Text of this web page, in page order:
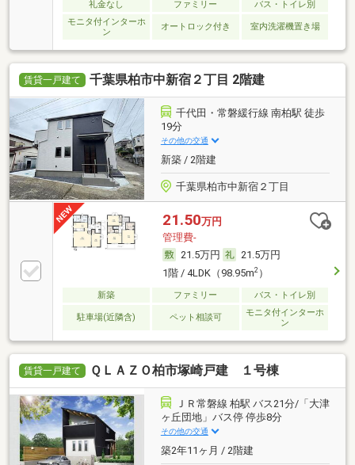
礼金なし ファミリー
バス・トイレ別
モニタ付インターホ
ン
オートロック付き 室内洗濯機置き場
賃貸一戸建て 千葉県柏市中新宿２丁目 2階建
千代田・常磐緩行線 南柏駅 徒歩
19分
その他の交通
新築 / 2階建
千葉県柏市中新宿２丁目
21.50万円
管理費-
21.5万円
21.5万円
1階 / 4LDK（98.95m2）
新築 ファミリー バス・トイレ別
駐車場(近隣含) ペット相談可
モニタ付インターホ
ン
賃貸一戸建て ＱＬＡＺＯ柏市塚崎戸建 １号棟
ＪＲ常磐線 柏駅 バス21分/「大津
ヶ丘団地」バス停 停歩8分
その他の交通
築2年11ヶ月 / 2階建